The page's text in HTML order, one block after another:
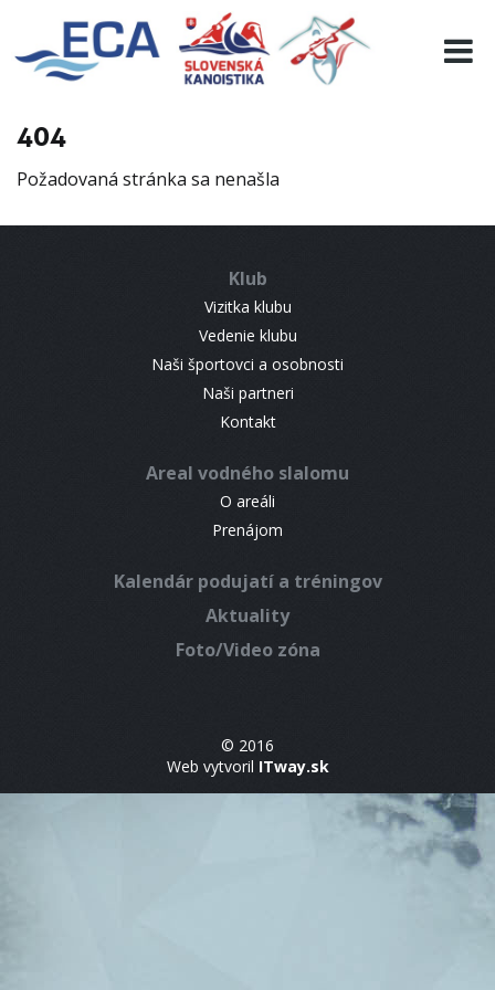
404
Požadovaná stránka sa nenašla
Klub
Vizitka klubu
Vedenie klubu
Naši športovci a osobnosti
Naši partneri
Kontakt
Areal vodného slalomu
O areáli
Prenájom
Kalendár podujatí a tréningov
Aktuality
Foto/Video zóna
© 2016
Web vytvoril ITway.sk
EURO 19
INFO
RESULTS
CONTACT